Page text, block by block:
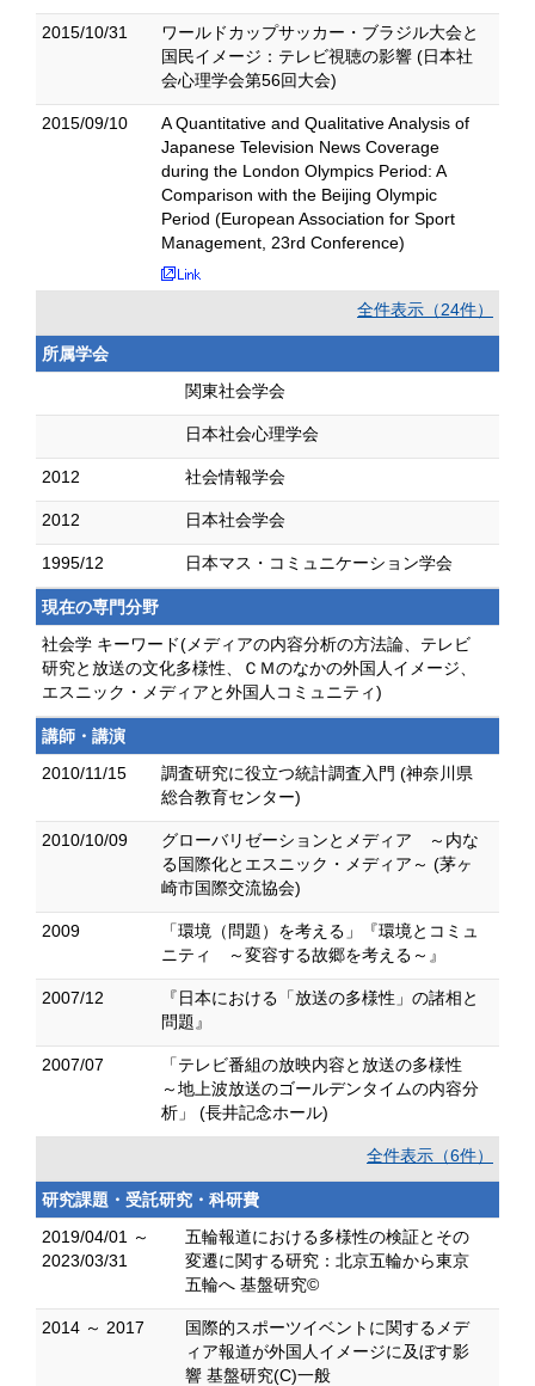
2015/10/31
ワールドカップサッカー・ブラジル大会と
国民イメージ：テレビ視聴の影響 (日本社
会心理学会第56回大会)
2015/09/10
A Quantitative and Qualitative Analysis of
Japanese Television News Coverage
during the London Olympics Period: A
Comparison with the Beijing Olympic
Period (European Association for Sport
Management, 23rd Conference)
全件表示（24件）
所属学会
関東社会学会
日本社会心理学会
2012 社会情報学会
2012 日本社会学会
1995/12 日本マス・コミュニケーション学会
現在の専門分野
社会学 キーワード(メディアの内容分析の方法論、テレビ
研究と放送の文化多様性、ＣＭのなかの外国人イメージ、
エスニック・メディアと外国人コミュニティ)
講師・講演
2010/11/15
調査研究に役立つ統計調査入門 (神奈川県
総合教育センター)
2010/10/09
グローバリゼーションとメディア ～内な
る国際化とエスニック・メディア～ (茅ヶ
崎市国際交流協会)
2009
「環境（問題）を考える」『環境とコミュ
ニティ ～変容する故郷を考える～』
2007/12
『日本における「放送の多様性」の諸相と
問題』
2007/07
「テレビ番組の放映内容と放送の多様性
～地上波放送のゴールデンタイムの内容分
析」 (長井記念ホール)
全件表示（6件）
研究課題・受託研究・科研費
2019/04/01 ～
2023/03/31
五輪報道における多様性の検証とその
変遷に関する研究：北京五輪から東京
五輪へ 基盤研究©
2014 ～ 2017
国際的スポーツイベントに関するメデ
ィア報道が外国人イメージに及ぼす影
響 基盤研究(C)一般